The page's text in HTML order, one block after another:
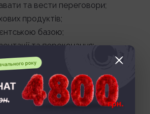
та вести переговори;
продуктів;
базою;
та переконання;
знання;
CRM-систем та онлайн-
краще розуміти потреби